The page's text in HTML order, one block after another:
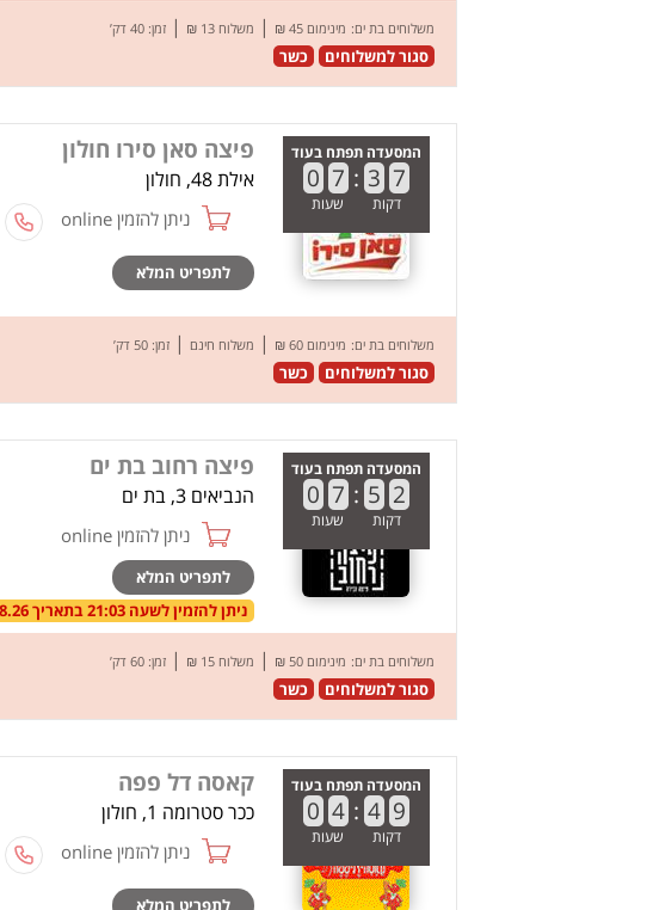
משלוחים בת ים: מינימום 45 ₪ | משלוח 13 ₪ | זמן: 40 דק’
סגור למשלוחים כשר
המסעדה תפתח בעוד
0 7 : 3 7
דקות שעות
פיצה סאן סירו חולון
אילת 48, חולון
ניתן להזמין online
לתפריט המלא
משלוחים בת ים: מינימום 60 ₪ | משלוח חינם | זמן: 50 דק’
סגור למשלוחים כשר
המסעדה תפתח בעוד
0 7 : 5 2
דקות שעות
פיצה רחוב בת ים
הנביאים 3, בת ים
ניתן להזמין online
לתפריט המלא
ניתן להזמין לשעה 21:03 בתאריך 08.08.26
משלוחים בת ים: מינימום 50 ₪ | משלוח 15 ₪ | זמן: 60 דק’
סגור למשלוחים כשר
המסעדה תפתח בעוד
0 4 : 4 9
דקות שעות
קאסה דל פפה
ככר סטרומה 1, חולון
ניתן להזמין online
לתפריט המלא